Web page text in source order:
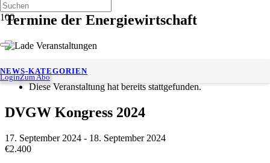
LoginZum Abo
NEWS-KATEGORIEN
Termine der Energiewirtschaft
« Alle Veranstaltungen
Diese Veranstaltung hat bereits stattgefunden.
DVGW Kongress 2024
17. September 2024 - 18. September 2024
€2.400